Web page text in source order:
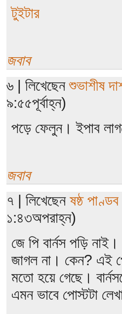
টুইটার
জবাব
৬ | লিখেছেনশুভাশীষ
৯:৫৫পূর্বাহ্ন)
পড়ে ফেলুন। ইপাব
জবাব
৭ | লিখেছেন ষষ্ঠ পাণ্ডব
১:৪৩অপরাহ্ন)
জে পি বার্নস পড়ি
জাগল না। কেন? এই
মতো হয়ে গেছে।
এমন ভাবে পোস্টটা